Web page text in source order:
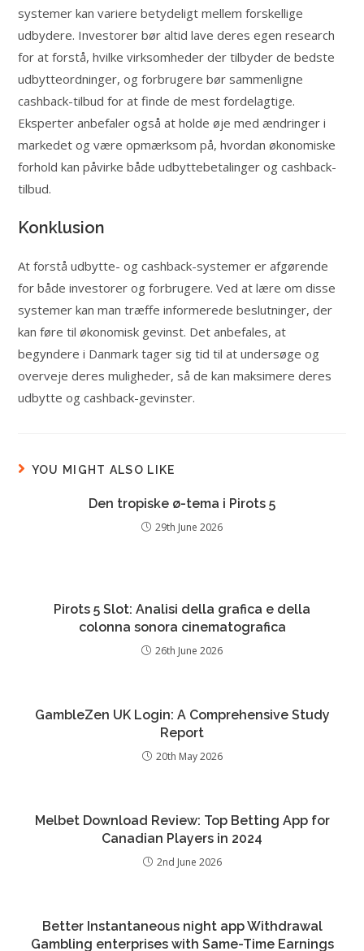
systemer kan variere betydeligt mellem forskellige
udbydere. Investorer bør altid lave deres egen research
for at forstå, hvilke virksomheder der tilbyder de bedste
udbytteordninger, og forbrugere bør sammenligne
cashback-tilbud for at finde de mest fordelagtige.
Eksperter anbefaler også at holde øje med ændringer i
markedet og være opmærksom på, hvordan økonomiske
forhold kan påvirke både udbyttebetalinger og cashback-
tilbud.
Konklusion
At forstå udbytte- og cashback-systemer er afgørende
for både investorer og forbrugere. Ved at lære om disse
systemer kan man træffe informerede beslutninger, der
kan føre til økonomisk gevinst. Det anbefales, at
begyndere i Danmark tager sig tid til at undersøge og
overveje deres muligheder, så de kan maksimere deres
udbytte og cashback-gevinster.
YOU MIGHT ALSO LIKE
Den tropiske ø-tema i Pirots 5
29th June 2026
Pirots 5 Slot: Analisi della grafica e della
colonna sonora cinematografica
26th June 2026
GambleZen UK Login: A Comprehensive Study
Report
20th May 2026
Melbet Download Review: Top Betting App for
Canadian Players in 2024
2nd June 2026
Better Instantaneous night app Withdrawal
Gambling enterprises with Same-Time Earnings